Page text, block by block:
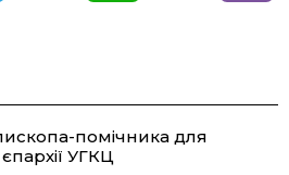
e t
помічника для
УГКЦ